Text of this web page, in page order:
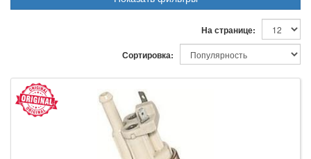
На странице:
Сортировка: